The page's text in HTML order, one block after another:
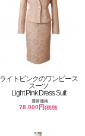
ライトピンクのワンピース
スーツ
Light Pink Dress Suit
通常価格
78,000円(税別)